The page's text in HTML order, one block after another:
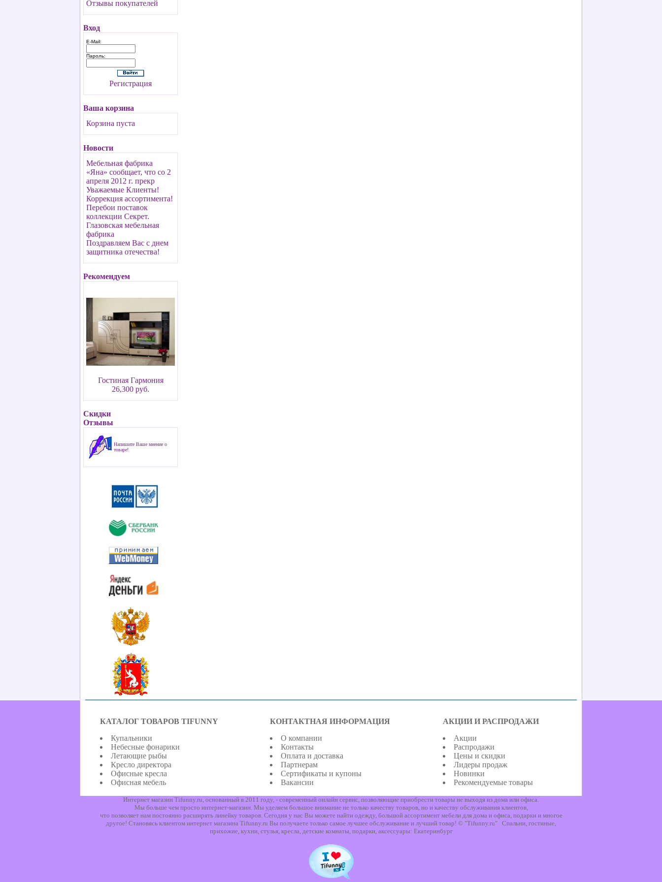
Отзывы покупателей
Вход
E-Mail:
Пароль:
Регистрация
Ваша корзина
Корзина пуста
Новости
Мебельная фабрика
«Яна» сообщает, что со 2
апреля 2012 г. прекр
Уважаемые Клиенты!
Коррекция ассортимента!
Перебои поставок
коллекции Секрет.
Глазовская мебельная
фабрика
Поздравляем Вас с днем
защитника отечества!
Рекомендуем
Гостиная Гармония
26,300 руб.
Скидки
Отзывы
Напишите Ваше мнение о
товаре!
КАТАЛОГ ТОВАРОВ TIFUNNY
Купальники
Небесные фонарики
Летающие рыбы
Кресло директора
Офисные кресла
Офисная мебель
КОНТАКТНАЯ ИНФОРМАЦИЯ
О компании
Контакты
Оплата и доставка
Партнерам
Сертификаты и купоны
Вакансии
АКЦИИ И РАСПРОДАЖИ
Акции
Распродажи
Цены и скидки
Лидеры продаж
Новинки
Рекомендуемые товары
Интернет магазин Tifunny.ru, основанный в 2011 году, - современный онлайн сервис, позволяющие приобрести товары не выходя из дома или офиса.
Мы больше чем просто интернет-магазин. Мы уделяем большое внимание не только качеству товаров, но и качеству обслуживания клиентов,
что позволяет нам постоянно расширять линейку товаров. Сегодня у нас Вы можете найти одежду, большой ассортимент мебели для дома и офиса, подарки и многое
другое! Становясь клиентом интернет магазина Tifunny.ru Вы получаете только самое лучшее обслуживание и лучший товар! © "Tifunny.ru" Спальни, гостиные,
прихожие, кухни, стулья, кресла, детские комнаты, подарки, аксессуары: Екатеринбург